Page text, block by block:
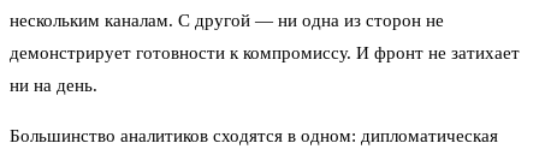
нескольким каналам. С другой — ни одна из сторон не
демонстрирует готовности к компромиссу. И фронт не затихает
ни на день.
Большинство аналитиков сходятся в одном: дипломатическая